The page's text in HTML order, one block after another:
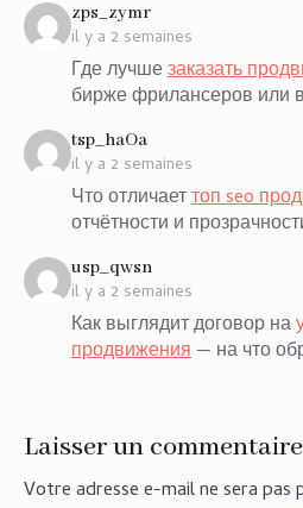
zps_zymrsays:
il y a 2 semaines
Где лучшезаказать
бирже фрилансеров или
tsp_haOasays:
il y a 2 semaines
Что отличаеттоп seo
отчётности и
usp_qwsnsays:
il y a 2 semaines
Как выглядит договор на
продвижения— на что
Laisser un commentaire
Votre adresse e-mail ne sera pas